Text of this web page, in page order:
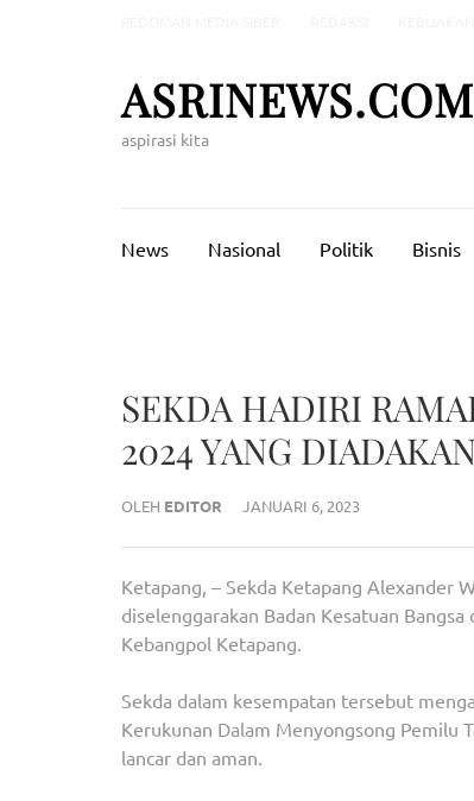
ASRINEWS.COM
aspirasi kita
News Nasional Politik Bisnis
SEKDA HADIRI
2024 YANG
OLEH EDITOR JANUARI 6, 2023
Ketapang, – Sekda Ketapang Alexander
diselenggarakan Badan Kesatuan
Kebangpol Ketapang.
Sekda dalam kesempatan tersebut
Kerukunan Dalam Menyongsong Pemilu
lancar dan aman.